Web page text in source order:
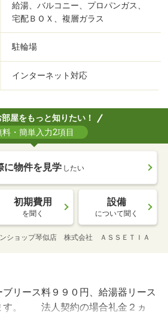
給湯、バルコニー、プロパンガス、
宅配ＢＯＸ、複層ガラス
駐輪場
インターネット対応
屋をもっと知りたい！
料・簡単入力2項目
に物件を見学 したい
初期費用
を聞く
設備
について聞く
ショップ琴似店 株式会社 ＡＳＳＥＴＩＡ
リース料９９０円、給湯器リース
す。 法人契約の場合礼金２ヵ